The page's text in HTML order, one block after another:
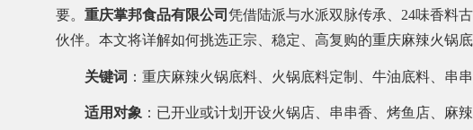
要。 重庆掌邦食品有限公司 凭借陆派与水派双脉传承、24味香料
伙伴。本文将详解如何挑选正宗、稳定、高复购的重庆麻辣火锅
关键词 ：重庆麻辣火锅底料、火锅底料定制、牛油底料、串
适用对象 ：已开业或计划开设火锅店、串串香、烤鱼店、麻